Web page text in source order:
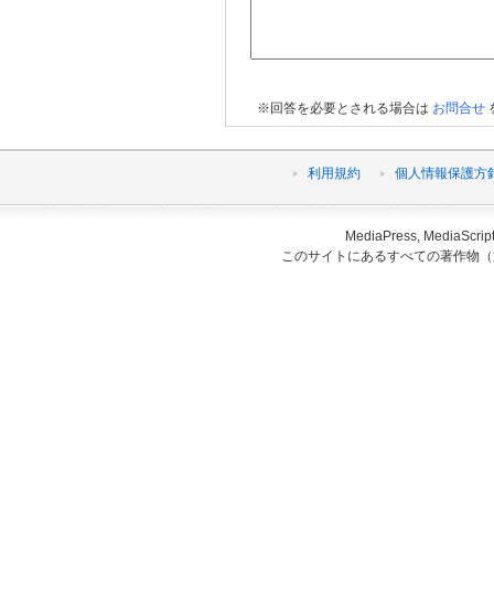
※回答を必要とされる場合は お問合せ
利用規約 個人情報保護方
MediaPress,
このサイトにあるすべての著作物